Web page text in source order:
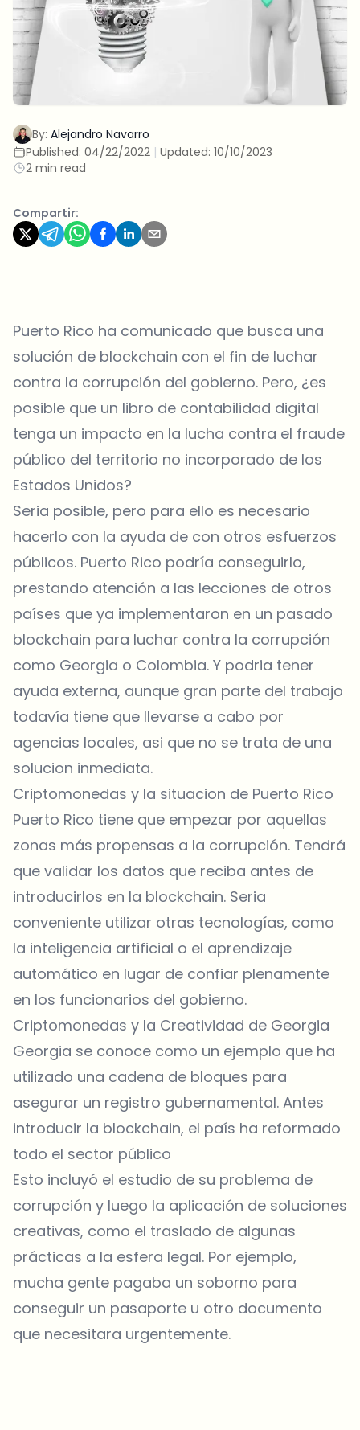
By: Alejandro Navarro
Published: 04/22/2022 | Updated: 10/10/2023
2 min read
Compartir:
Puerto Rico ha comunicado que busca una
solución de blockchain con el fin de luchar
contra la corrupción del gobierno. Pero, ¿es
posible que un libro de contabilidad digital
tenga un impacto en la lucha contra el fraude
público del territorio no incorporado de los
Estados Unidos?
Seria posible, pero para ello es necesario
hacerlo con la ayuda de con otros esfuerzos
públicos. Puerto Rico podría conseguirlo,
prestando atención a las lecciones de otros
países que ya implementaron en un pasado
blockchain para luchar contra la corrupción
como Georgia o Colombia. Y podria tener
ayuda externa, aunque gran parte del trabajo
todavía tiene que llevarse a cabo por
agencias locales, asi que no se trata de una
solucion inmediata.
Criptomonedas y la situacion de Puerto Rico
Puerto Rico tiene que empezar por aquellas
zonas más propensas a la corrupción. Tendrá
que validar los datos que reciba antes de
introducirlos en la blockchain. Seria
conveniente utilizar otras tecnologías, como
la inteligencia artificial o el aprendizaje
automático en lugar de confiar plenamente
en los funcionarios del gobierno.
Criptomonedas y la Creatividad de Georgia
Georgia se conoce como un ejemplo que ha
utilizado una cadena de bloques para
asegurar un registro gubernamental. Antes
introducir la blockchain, el país ha reformado
todo el sector público
Esto incluyó el estudio de su problema de
corrupción y luego la aplicación de soluciones
creativas, como el traslado de algunas
prácticas a la esfera legal. Por ejemplo,
mucha gente pagaba un soborno para
conseguir un pasaporte u otro documento
que necesitara urgentemente.